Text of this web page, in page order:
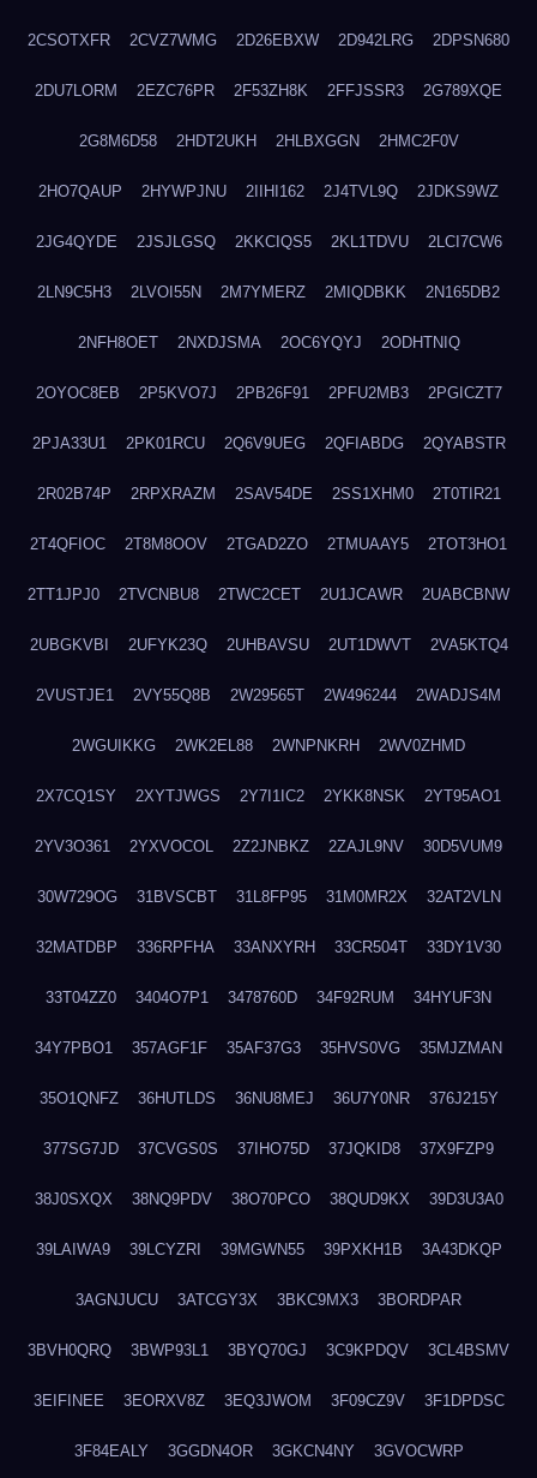
2CSOTXFR 2CVZ7WMG 2D26EBXW 2D942LRG 2DPSN680
2DU7LORM 2EZC76PR 2F53ZH8K 2FFJSSR3 2G789XQE
2G8M6D58 2HDT2UKH 2HLBXGGN 2HMC2F0V
2HO7QAUP 2HYWPJNU 2IIHI162 2J4TVL9Q 2JDKS9WZ
2JG4QYDE 2JSJLGSQ 2KKCIQS5 2KL1TDVU 2LCI7CW6
2LN9C5H3 2LVOI55N 2M7YMERZ 2MIQDBKK 2N165DB2
2NFH8OET 2NXDJSMA 2OC6YQYJ 2ODHTNIQ
2OYOC8EB 2P5KVO7J 2PB26F91 2PFU2MB3 2PGICZT7
2PJA33U1 2PK01RCU 2Q6V9UEG 2QFIABDG 2QYABSTR
2R02B74P 2RPXRAZM 2SAV54DE 2SS1XHM0 2T0TIR21
2T4QFIOC 2T8M8OOV 2TGAD2ZO 2TMUAAY5 2TOT3HO1
2TT1JPJ0 2TVCNBU8 2TWC2CET 2U1JCAWR 2UABCBNW
2UBGKVBI 2UFYK23Q 2UHBAVSU 2UT1DWVT 2VA5KTQ4
2VUSTJE1 2VY55Q8B 2W29565T 2W496244 2WADJS4M
2WGUIKKG 2WK2EL88 2WNPNKRH 2WV0ZHMD
2X7CQ1SY 2XYTJWGS 2Y7I1IC2 2YKK8NSK 2YT95AO1
2YV3O361 2YXVOCOL 2Z2JNBKZ 2ZAJL9NV 30D5VUM9
30W729OG 31BVSCBT 31L8FP95 31M0MR2X 32AT2VLN
32MATDBP 336RPFHA 33ANXYRH 33CR504T 33DY1V30
33T04ZZ0 3404O7P1 3478760D 34F92RUM 34HYUF3N
34Y7PBO1 357AGF1F 35AF37G3 35HVS0VG 35MJZMAN
35O1QNFZ 36HUTLDS 36NU8MEJ 36U7Y0NR 376J215Y
377SG7JD 37CVGS0S 37IHO75D 37JQKID8 37X9FZP9
38J0SXQX 38NQ9PDV 38O70PCO 38QUD9KX 39D3U3A0
39LAIWA9 39LCYZRI 39MGWN55 39PXKH1B 3A43DKQP
3AGNJUCU 3ATCGY3X 3BKC9MX3 3BORDPAR
3BVH0QRQ 3BWP93L1 3BYQ70GJ 3C9KPDQV 3CL4BSMV
3EIFINEE 3EORXV8Z 3EQ3JWOM 3F09CZ9V 3F1DPDSC
3F84EALY 3GGDN4OR 3GKCN4NY 3GVOCWRP